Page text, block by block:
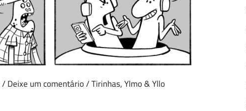
/Deixe um comentário/Tirinhas,Ylmo & Yllo